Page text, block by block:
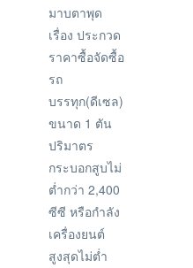
มาบตาพุด
เรื่อง ประกวด
ราคาซื้อจัดซื้อ
รถ
บรรทุก(ดีเซล)
ขนาด 1 ตัน
ปริมาตร
กระบอกสูบไม่
ต่ำกว่า 2,400
ซีซี หรือกำลัง
เครื่องยนต์
สูงสุดไม่ต่ำ